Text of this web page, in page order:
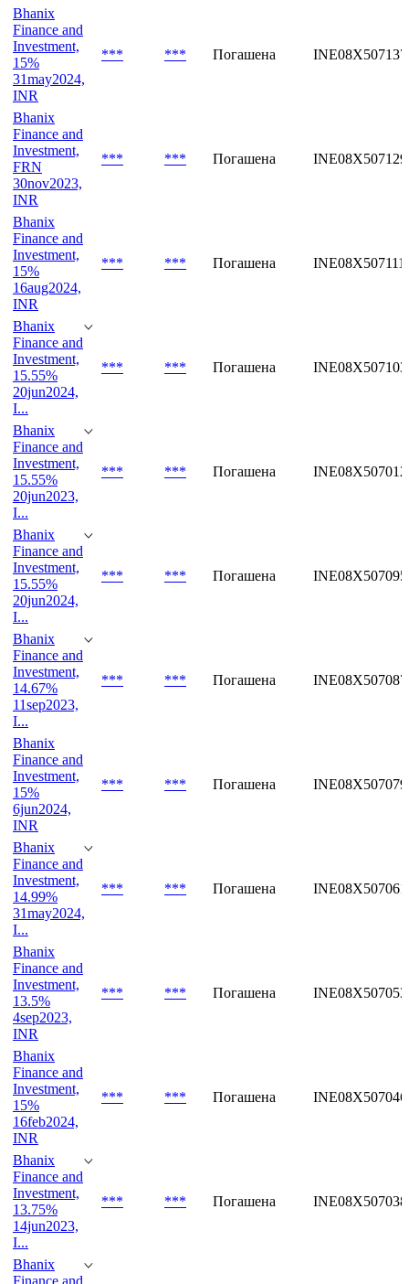
Bhanix
Finance and
Investment,
15%
31may2024,
INR
*** *** Погашена INE08X507137
Bhanix
Finance and
Investment,
FRN
30nov2023,
INR
*** *** Погашена INE08X507129
Bhanix
Finance and
Investment,
15%
16aug2024,
INR
*** *** Погашена INE08X507111
Bhanix
Finance and
Investment,
15.55%
20jun2024,
I...
*** *** Погашена INE08X507103
Bhanix
Finance and
Investment,
15.55%
20jun2023,
I...
*** *** Погашена INE08X507012
Bhanix
Finance and
Investment,
15.55%
20jun2024,
I...
*** *** Погашена INE08X507095
Bhanix
Finance and
Investment,
14.67%
11sep2023,
I...
*** *** Погашена INE08X507087
Bhanix
Finance and
Investment,
15%
6jun2024,
INR
*** *** Погашена INE08X507079
Bhanix
Finance and
Investment,
14.99%
31may2024,
I...
*** *** Погашена INE08X507061
Bhanix
Finance and
Investment,
13.5%
4sep2023,
INR
*** *** Погашена INE08X507053
Bhanix
Finance and
Investment,
15%
16feb2024,
INR
*** *** Погашена INE08X507046
Bhanix
Finance and
Investment,
13.75%
14jun2023,
I...
*** *** Погашена INE08X507038
Bhanix
Finance and